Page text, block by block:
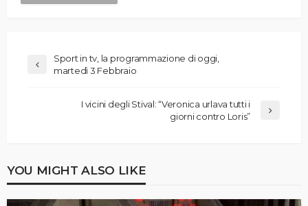
Sport in tv, la programmazione di oggi,
martedì 3 Febbraio
I vicini degli Stival: “Veronica urlava tutti i
giorni contro Loris”
YOU MIGHT ALSO LIKE